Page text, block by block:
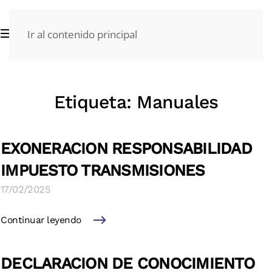
Ir al contenido principal
Etiqueta: Manuales
EXONERACION RESPONSABILIDAD
IMPUESTO TRANSMISIONES
17/02/2025
Continuar leyendo
DECLARACION DE CONOCIMIENTO